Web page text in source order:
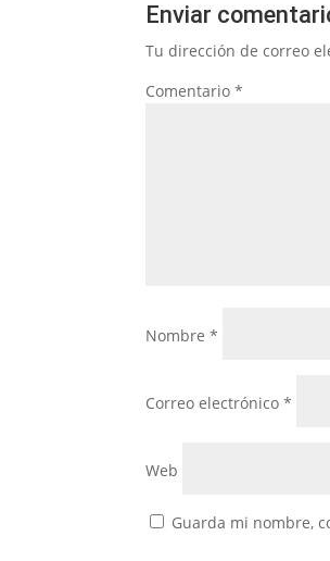
Enviar
Tu dirección de correo
Comentario*
Nombre*
Correo electrónico*
Web
Guarda mi nombre,